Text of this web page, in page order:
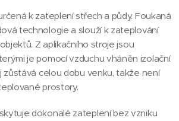
k zateplení střech a půdy. Foukaná
technologie a slouží k zateplování
Z aplikačního stroje jsou
je pomocí vzduchu vháněn izolační
celou dobu venku, takže není
prostory.
dokonalé zateplení bez vzniku